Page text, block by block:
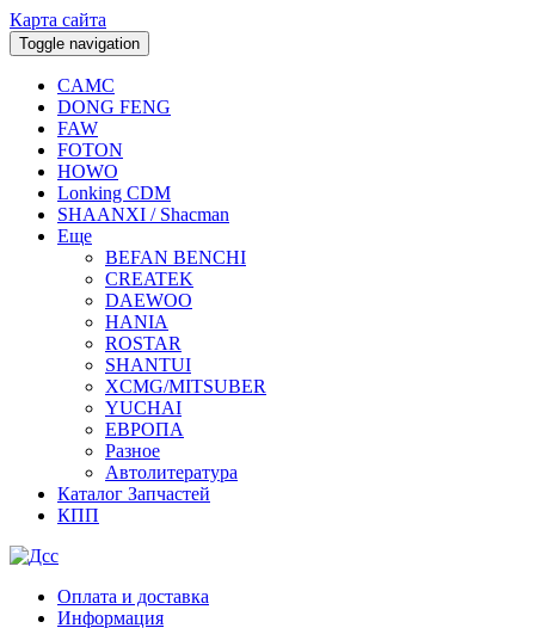
Карта сайта
Toggle navigation
CAMC
DONG FENG
FAW
FOTON
HOWO
Lonking CDM
SHAANXI / Shacman
Еще
BEFAN BENCHI
CREATEK
DAEWOO
HANIA
ROSTAR
SHANTUI
XCMG/MITSUBER
YUCHAI
ЕВРОПА
Разное
Aвтолитература
Каталог Запчастей
КПП
Оплата и доставка
Информация